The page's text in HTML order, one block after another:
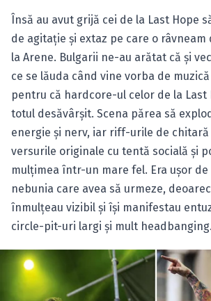
Însă au avut grijă cei de la Last Hope
de agitaţie şi extaz pe care o râvneam
la Arene. Bulgarii ne-au arătat că şi
ce se lăuda când vine vorba de
pentru că hardcore-ul celor de la Last
totul desăvârşit. Scena părea să
energie şi nerv, iar riff-urile de chitară
versurile originale cu tentă socială şi
mulţimea într-un mare fel. Era uşor
nebunia care avea să urmeze,
înmulţeau vizibil şi îşi manifestau
circle-pit-uri largi şi mult headbanging.